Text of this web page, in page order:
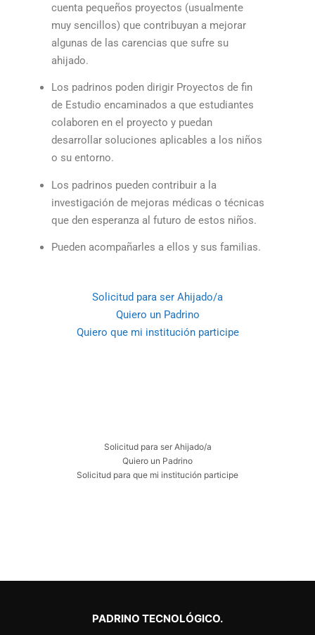
cuenta pequeños proyectos (usualmente
muy sencillos) que contribuyan a mejorar
algunas de las carencias que sufre su
ahijado.
Los padrinos poden dirigir Proyectos de fin
de Estudio encaminados a que estudiantes
colaboren en el proyecto y puedan
desarrollar soluciones aplicables a los niños
o su entorno.
Los padrinos pueden contribuir a la
investigación de mejoras médicas o técnicas
que den esperanza al futuro de estos niños.
Pueden acompañarles a ellos y sus familias.
Solicitud para ser Ahijado/a
Quiero un Padrino
Quiero que mi institución participe
Solicitud para ser Ahijado/a
Quiero un Padrino
Solicitud para que mi institución participe
PADRINO TECNOLÓGICO.